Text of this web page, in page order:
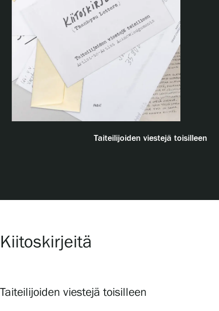
Tapahtumat
Palvelumme
SERLACHIUS+
Taiteilijoiden viestejä toisilleen
Kiitoskirjeitä
Taiteilijoiden viestejä toisilleen